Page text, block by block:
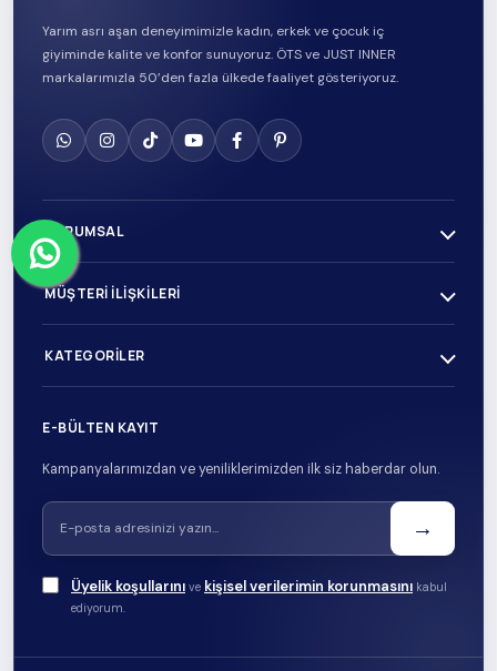
Yarım asrı aşan deneyimimizle kadın, erkek ve çocuk iç
giyiminde kalite ve konfor sunuyoruz. ÖTS ve JUST INNER
markalarımızla 50’den fazla ülkede faaliyet gösteriyoruz.
KURUMSAL
MÜŞTERI İLIŞKILERI
KATEGORILER
E-BÜLTEN KAYIT
Kampanyalarımızdan ve yeniliklerimizden ilk siz haberdar olun.
→
Üyelik koşullarını ve kişisel verilerimin korunmasını kabul
ediyorum.